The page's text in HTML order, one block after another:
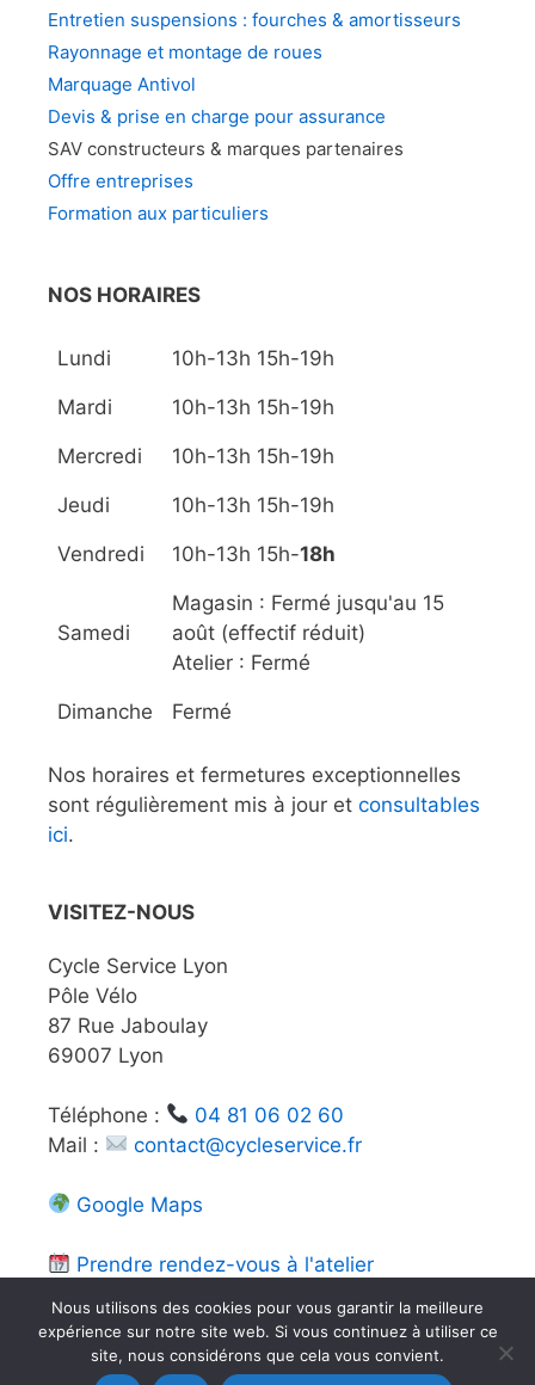
Entretien suspensions : fourches & amortisseurs
Rayonnage et montage de roues
Marquage Antivol
Devis & prise en charge pour assurance
SAV constructeurs & marques partenaires
Offre entreprises
Formation aux particuliers
NOS HORAIRES
Lundi 10h-13h 15h-19h
Mardi 10h-13h 15h-19h
Mercredi 10h-13h 15h-19h
Jeudi 10h-13h 15h-19h
Vendredi 10h-13h 15h-18h
Samedi
Magasin : Fermé jusqu'au 15
août (effectif réduit)
Atelier : Fermé
Dimanche Fermé
Nos horaires et fermetures exceptionnelles
sont régulièrement mis à jour et consultables
ici.
VISITEZ-NOUS
Cycle Service Lyon
Pôle Vélo
87 Rue Jaboulay
69007 Lyon
Téléphone :
04 81 06 02 60
Mail :
contact@cycleservice.fr
Google Maps
Prendre rendez-vous à l'atelier
Mentions légales-Conditions Générales de Vente
Nous utilisons des cookies pour vous garantir la meilleure
expérience sur notre site web. Si vous continuez à utiliser ce
site, nous considérons que cela vous convient.